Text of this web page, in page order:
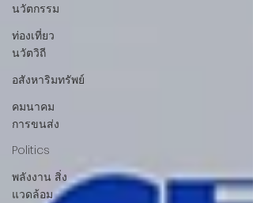
นวัตกรรม
ท่องเที่ยว
นวัตวิถี
อสังหาริมทรัพย์
คมนาคม
การขนส่ง
Politics
พลังงาน สิ่ง
แวดล้อม